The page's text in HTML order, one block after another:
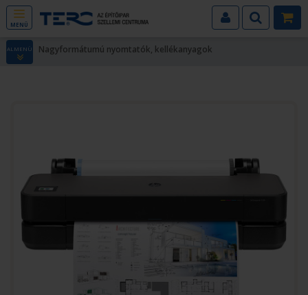
MENÜ
ALMENÜ Nagyformátumú nyomtatók, kellékanyagok